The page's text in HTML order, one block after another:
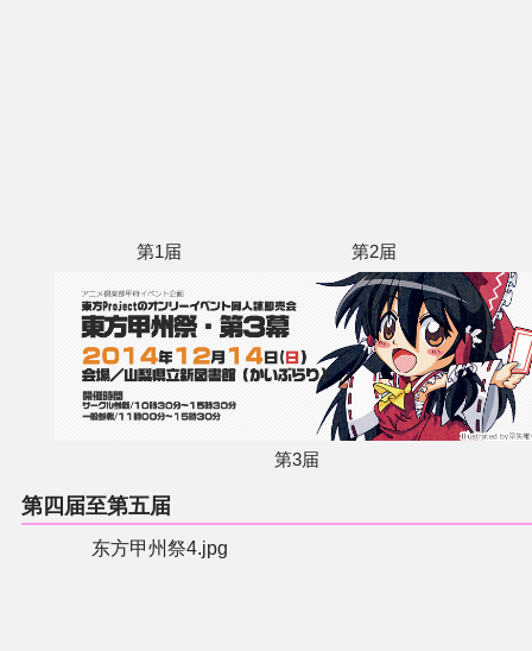
第1届 第2届
第3届
第四届至第五届
东方甲州祭4.jpg